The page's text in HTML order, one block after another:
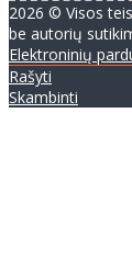
2026 © Visos
be autorių
Elektroninių
Rašyti
Skambinti